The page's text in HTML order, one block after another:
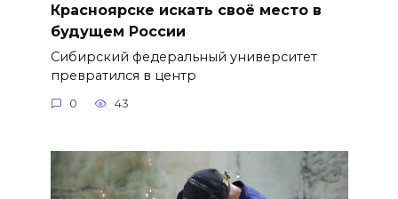
Красноярске искать своё место в
будущем России
Сибирский федеральный университет
превратился в центр
0 43